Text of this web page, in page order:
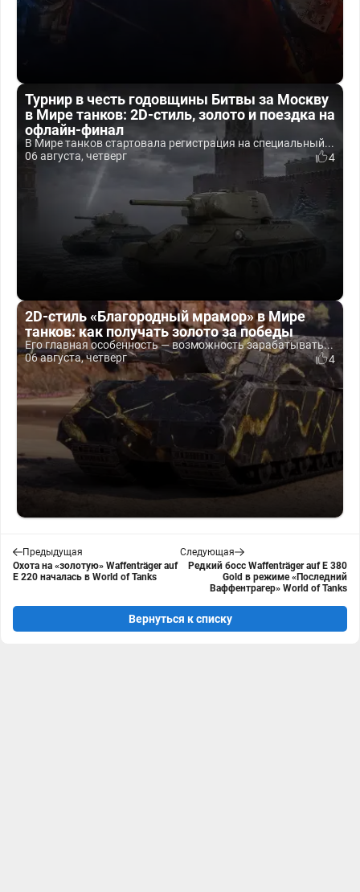
Турнир в честь годовщины Битвы за Москву
в Мире танков: 2D-стиль, золото и поездка на
офлайн-финал
В Мире танков стартовала регистрация на специальный...
06 августа, четверг
4
2D-стиль «Благородный мрамор» в Мире
танков: как получать золото за победы
Его главная особенность — возможность зарабатывать...
06 августа, четверг
4
Предыдущая
Охота на «золотую» Waffenträger auf
E 220 началась в World of Tanks
Следующая
Редкий босс Waffenträger auf E 380
Gold в режиме «Последний
Ваффентрагер» World of Tanks
Вернуться к списку